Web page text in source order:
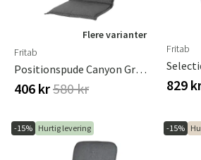
Flere varianter
Fritab
Positionspude Canyon Granitgrå Dralon
406 kr580 kr
Fritab
829
-15% Hurtig levering -15%